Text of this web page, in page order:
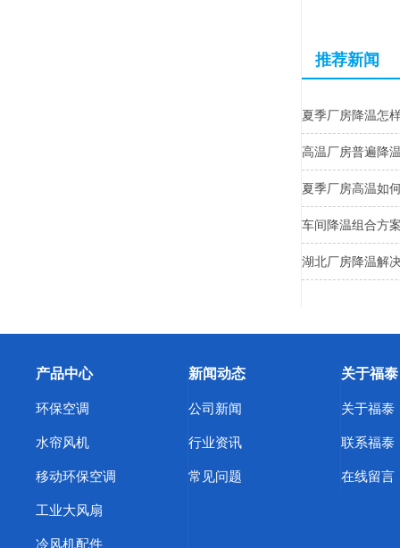
推荐新闻
夏季厂房降温怎
高温厂房普遍降
夏季厂房高温如
车间降温组合方
湖北厂房降温解
产品中心
环保空调
水帘风机
移动环保空调
工业大风扇
冷风机配件
新闻动态
公司新闻
行业资讯
常见问题
关于福泰
关于福泰
联系福泰
在线留言